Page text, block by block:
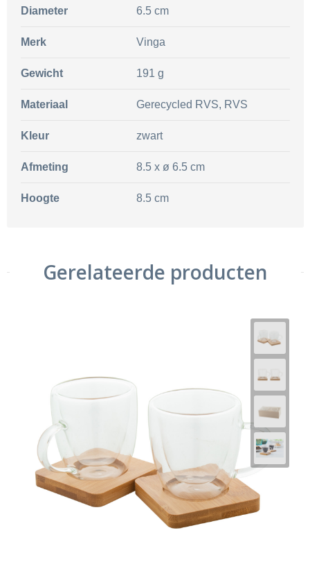
Diameter 6.5 cm
Merk Vinga
Gewicht 191 g
Materiaal Gerecycled RVS, RVS
Kleur zwart
Afmeting 8.5 x ø 6.5 cm
Hoogte 8.5 cm
Gerelateerde producten